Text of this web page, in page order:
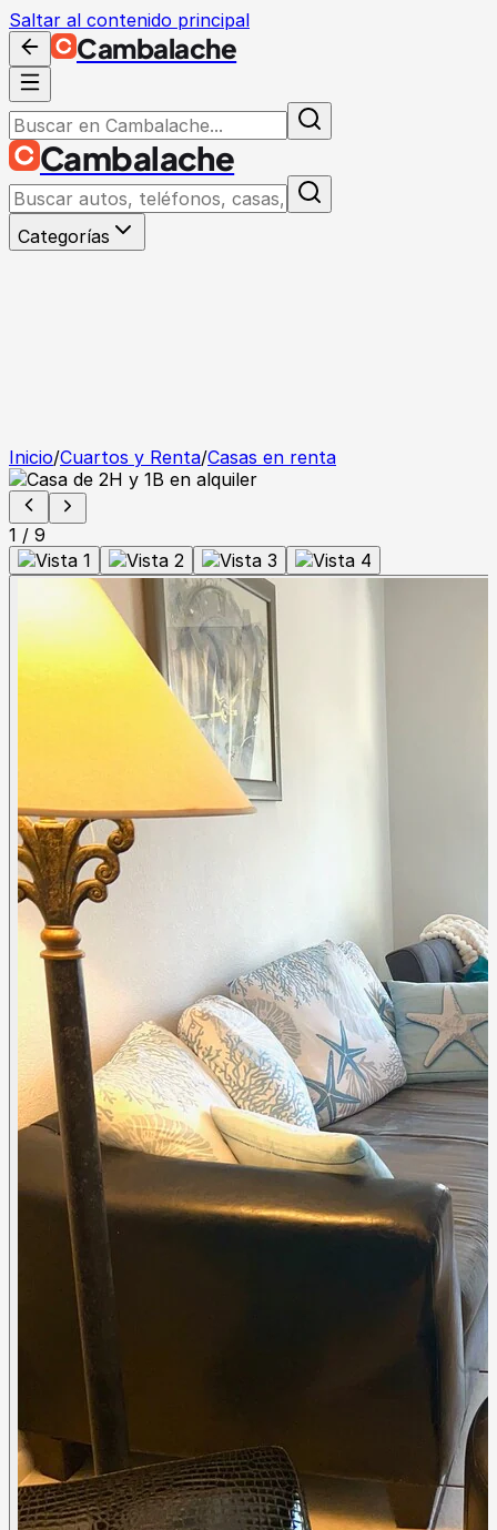
Saltar al contenido principal
Cambalache
Cambalache
Categorías
Inicio/Cuartos y Renta/Casas en renta
1 / 9